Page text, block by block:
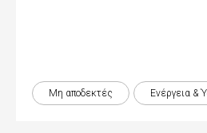
Μη αποδεκτές Ενέργεια &